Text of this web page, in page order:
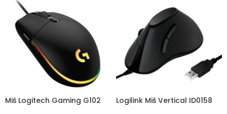
Miš Logitech Gaming G102 Logilink Miš Vertical ID0158